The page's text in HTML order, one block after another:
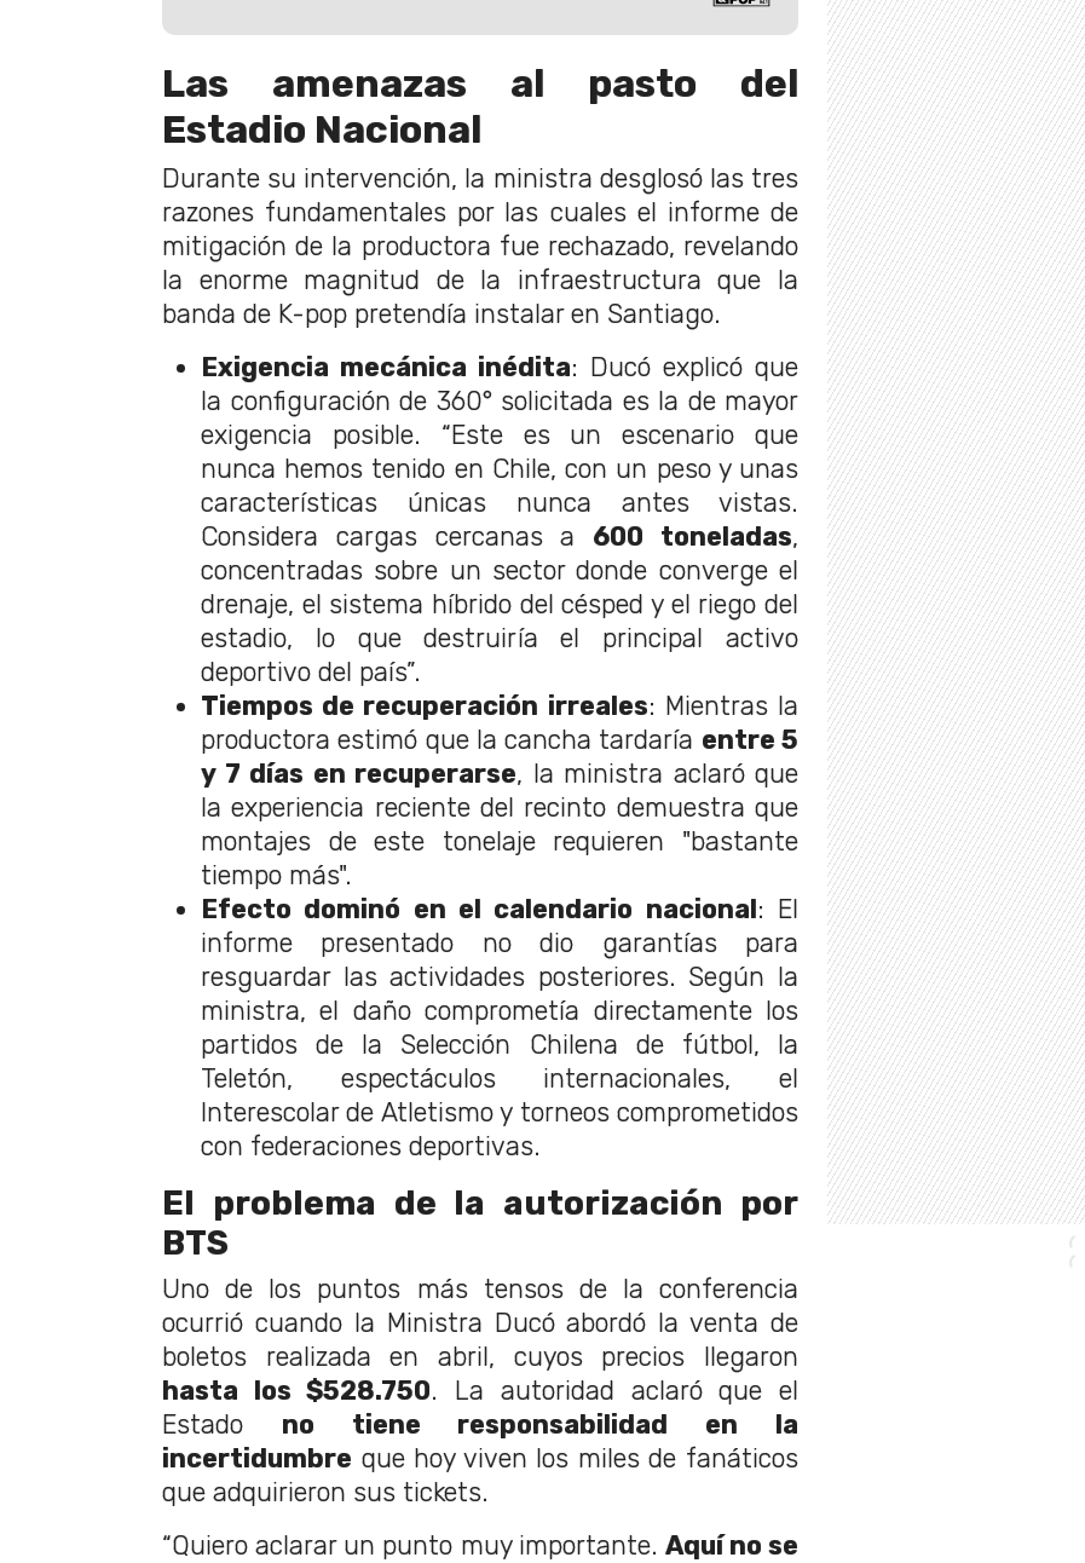
Las amenazas al pasto del
Estadio Nacional
Durante su intervención, la ministra desglosó las tres
razones fundamentales por las cuales el informe de
mitigación de la productora fue rechazado, revelando
la enorme magnitud de la infraestructura que la
banda de K-pop pretendía instalar en Santiago.
Exigencia mecánica inédita: Ducó explicó que
la configuración de 360° solicitada es la de mayor
exigencia posible. “Este es un escenario que
nunca hemos tenido en Chile, con un peso y unas
características únicas nunca antes vistas.
Considera cargas cercanas a 600 toneladas,
concentradas sobre un sector donde converge el
drenaje, el sistema híbrido del césped y el riego del
estadio, lo que destruiría el principal activo
deportivo del país”.
Tiempos de recuperación irreales: Mientras la
productora estimó que la cancha tardaría entre 5
y 7 días en recuperarse, la ministra aclaró que
la experiencia reciente del recinto demuestra que
montajes de este tonelaje requieren "bastante
tiempo más".
Efecto dominó en el calendario nacional: El
informe presentado no dio garantías para
resguardar las actividades posteriores. Según la
ministra, el daño comprometía directamente los
partidos de la Selección Chilena de fútbol, la
Teletón, espectáculos internacionales, el
Interescolar de Atletismo y torneos comprometidos
con federaciones deportivas.
El problema de la autorización por
BTS
Uno de los puntos más tensos de la conferencia
ocurrió cuando la Ministra Ducó abordó la venta de
boletos realizada en abril, cuyos precios llegaron
hasta los $528.750. La autoridad aclaró que el
Estado no tiene responsabilidad en la
incertidumbre que hoy viven los miles de fanáticos
que adquirieron sus tickets.
“Quiero aclarar un punto muy importante. Aquí no se